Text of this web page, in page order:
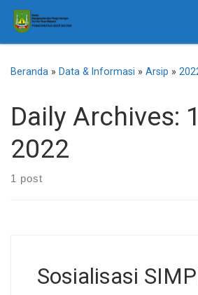
Skip to content
Beranda » Data & Informasi » Arsip »
Daily Archives:
2022
1 post
Sosialisasi